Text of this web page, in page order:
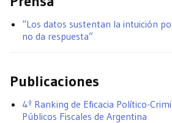
“Los datos sustentan la intuición
no da respuesta”
Publicaciones
4º Ranking de Eficacia Político-
Públicos Fiscales de Argentina